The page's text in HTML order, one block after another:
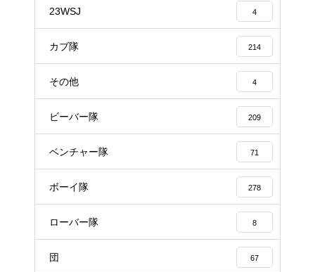
23WSJ 4
カブ隊 214
その他 4
ビーバー隊 209
ベンチャー隊 71
ボーイ隊 278
ローバー隊 8
団 67